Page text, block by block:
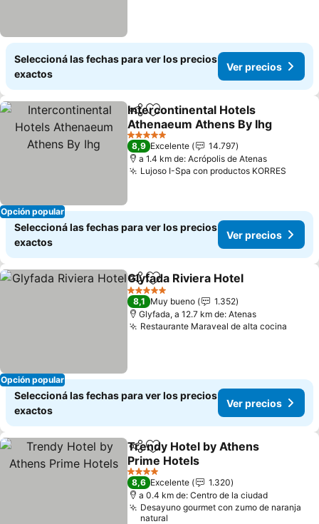
Seleccioná las fechas para ver los precios
exactos
Ver precios
Opción popular
CompartirAñadir a favoritos
Intercontinental Hotels
Athenaeum Athens By Ihg
Ver precios
5 Estrellas
8,9 Excelente
14.797
a 1.4 km de: Acrópolis de Atenas
Lujoso I-Spa con productos KORRES
Seleccioná las fechas para ver los precios
exactos
Ver precios
Opción popular
CompartirAñadir a favoritos
Glyfada Riviera Hotel
5 Estrellas
8,1 Muy bueno
1.352
Glyfada, a 12.7 km de: Atenas
Restaurante Maraveal de alta cocina
Seleccioná las fechas para ver los precios
exactos
Ver precios
Compartir
Añadir a favoritos
Trendy Hotel by Athens
Prime Hotels
Ver precios
4 Estrellas
8,6 Excelente
1.320
a 0.4 km de: Centro de la ciudad
Desayuno gourmet con zumo de naranja
natural